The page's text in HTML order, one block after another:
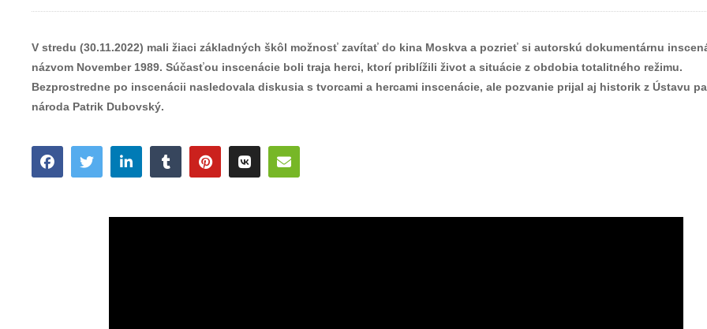
V stredu (30.11.2022) mali žiaci základných škôl možnosť zavítať do kina Moskva a pozrieť si autorskú dokumentárnu
názvom November 1989. Súčasťou inscenácie boli traja herci, ktorí priblížili život a situácie z obdobia totalitného režimu.
Bezprostredne po inscenácii nasledovala diskusia s tvorcami a hercami inscenácie, ale pozvanie prijal aj historik z Ústavu
národa Patrik Dubovský.